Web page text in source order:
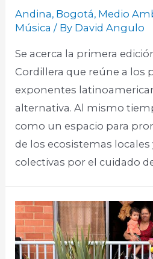
Andina, Bogotá, Medio
Música / By David Angulo
Se acerca la primera
Cordillera que reúne a los
exponentes
alternativa. Al mismo
como un espacio para
de los ecosistemas
colectivas por el cuidado